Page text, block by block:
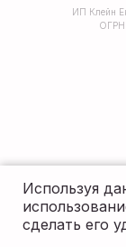
ИП Клейн
Используя
сделать его